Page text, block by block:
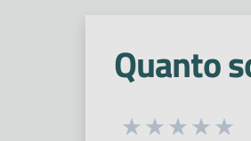
Quanto
Seleziona una